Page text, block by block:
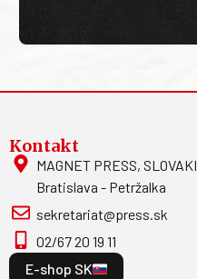
Kontakt
MAGNET PRESS,
Bratislava - Petržalka
sekretariat@press.sk
02/67 20 19 11
E-shop SK